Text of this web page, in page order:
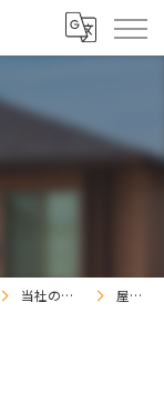
当社の特徴 屋根